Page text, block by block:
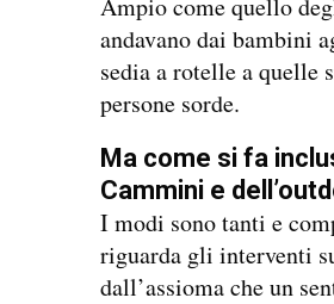
Ampio come quello
andavano dai bambini
sedia a rotelle a quelle
persone sorde.
Ma come si fa
Cammini e
I modi sono tanti e
riguarda gli interventi
dall’assioma che un